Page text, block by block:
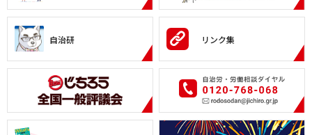
自治研 リンク集